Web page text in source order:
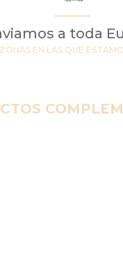
a toda
EN LAS QUE